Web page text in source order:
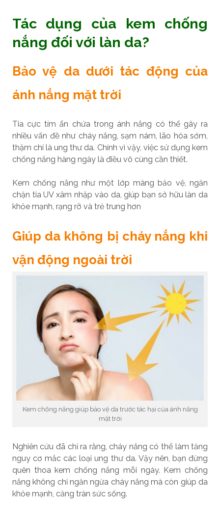
Tác dụng của kem chống
nắng đối với làn da?
Bảo vệ da dưới tác động của
ánh nắng mặt trời
Tia cực tím ẩn chứa trong ánh nắng có thể gây ra
nhiều vấn đề như cháy nắng, sạm nám, lão hóa sớm,
thậm chí là ung thư da. Chính vì vậy, việc sử dụng kem
chống nắng hàng ngày là điều vô cùng cần thiết.
Kem chống nắng như một lớp màng bảo vệ, ngăn
chặn tia UV xâm nhập vào da, giúp bạn sở hữu làn da
khỏe mạnh, rạng rỡ và trẻ trung hơn
Giúp da không bị cháy nắng khi
vận động ngoài trời
Kem chống nắng giúp bảo vệ da trước tác hại của ánh nắng
mặt trời
Nghiên cứu đã chỉ ra rằng, cháy nắng có thể làm tăng
nguy cơ mắc các loại ung thư da. Vậy nên, bạn đừng
quên thoa kem chống nắng mỗi ngày. Kem chống
nắng không chỉ ngăn ngừa cháy nắng mà còn giúp da
khỏe mạnh, căng tràn sức sống.